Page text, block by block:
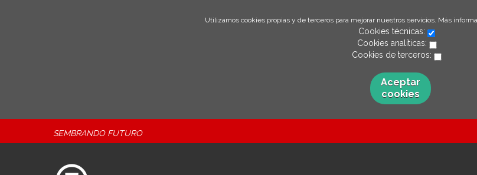
Utilizamos cookies propias y de terceros para mejorar nuestros servicios. Más
Cookies técnicas:
Cookies analíticas:
Cookies de terceros:
Aceptar
cookies
SEMBRANDO FUTURO